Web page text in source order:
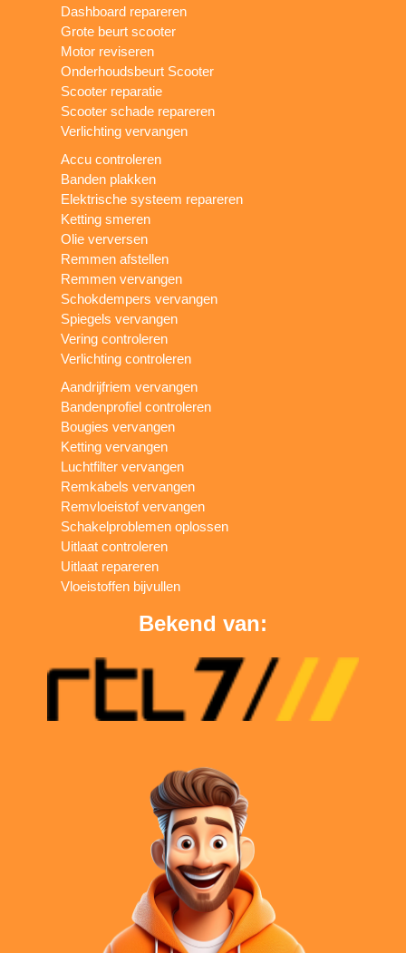
Dashboard repareren
Grote beurt scooter
Motor reviseren
Onderhoudsbeurt Scooter
Scooter reparatie
Scooter schade repareren
Verlichting vervangen
Accu controleren
Banden plakken
Elektrische systeem repareren
Ketting smeren
Olie verversen
Remmen afstellen
Remmen vervangen
Schokdempers vervangen
Spiegels vervangen
Vering controleren
Verlichting controleren
Aandrijfriem vervangen
Bandenprofiel controleren
Bougies vervangen
Ketting vervangen
Luchtfilter vervangen
Remkabels vervangen
Remvloeistof vervangen
Schakelproblemen oplossen
Uitlaat controleren
Uitlaat repareren
Vloeistoffen bijvullen
Bekend van: